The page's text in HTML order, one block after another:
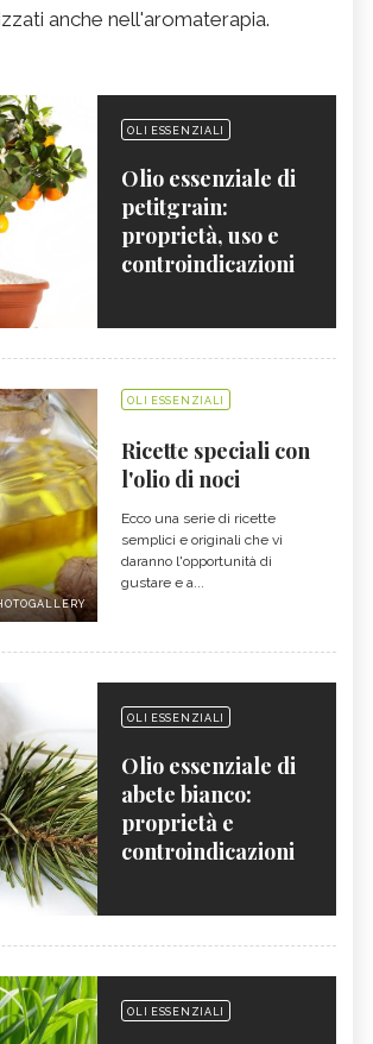
anche nell'aromaterapia.
OLI ESSENZIALI
Olio essenziale di
petitgrain:
proprietà, uso e
controindicazioni
OLI ESSENZIALI
Ricette speciali con
l'olio di noci
Ecco una serie di ricette
semplici e originali che vi
daranno l'opportunità di
gustare e a...
OLI ESSENZIALI
Olio essenziale di
abete bianco:
proprietà e
controindicazioni
OLI ESSENZIALI